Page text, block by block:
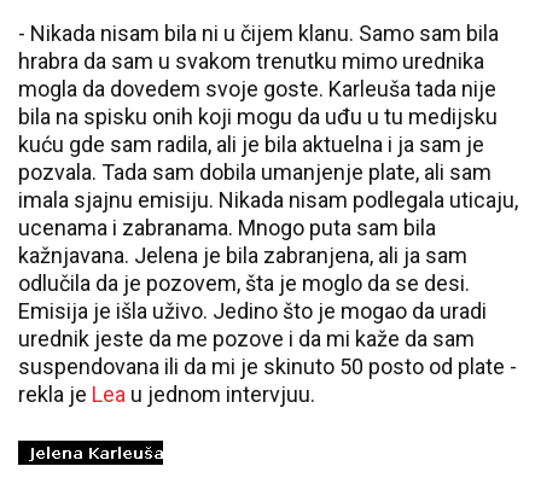
- Nikada nisam bila ni u čijem klanu. Samo sam bila
hrabra da sam u svakom trenutku mimo urednika
mogla da dovedem svoje goste. Karleuša tada nije
bila na spisku onih koji mogu da uđu u tu medijsku
kuću gde sam radila, ali je bila aktuelna i ja sam je
pozvala. Tada sam dobila umanjenje plate, ali sam
imala sjajnu emisiju. Nikada nisam podlegala uticaju,
ucenama i zabranama. Mnogo puta sam bila
kažnjavana. Jelena je bila zabranjena, ali ja sam
odlučila da je pozovem, šta je moglo da se desi.
Emisija je išla uživo. Jedino što je mogao da uradi
urednik jeste da me pozove i da mi kaže da sam
suspendovana ili da mi je skinuto 50 posto od plate -
rekla je Lea u jednom intervjuu.